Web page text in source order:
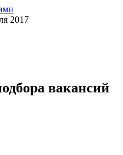
2017
вакансий